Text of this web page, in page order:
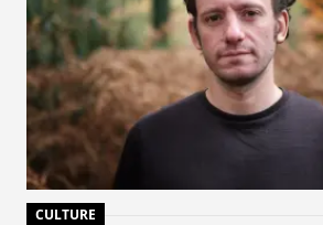
CULTURE